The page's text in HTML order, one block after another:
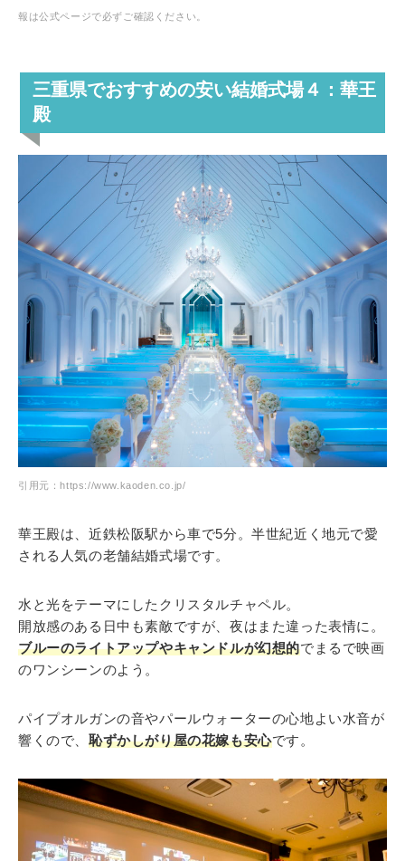
報は公式ページで必ずご確認ください。
三重県でおすすめの安い結婚式場４：華王
殿
引用元：https://www.kaoden.co.jp/
華王殿は、近鉄松阪駅から車で5分。半世紀近く地元で愛
される人気の老舗結婚式場です。
水と光をテーマにしたクリスタルチャペル。
開放感のある日中も素敵ですが、夜はまた違った表情に。
ブルーのライトアップやキャンドルが幻想的でまるで映画
のワンシーンのよう。
パイプオルガンの音やパールウォーターの心地よい水音が
響くので、 恥ずかしがり屋の花嫁も安心です。